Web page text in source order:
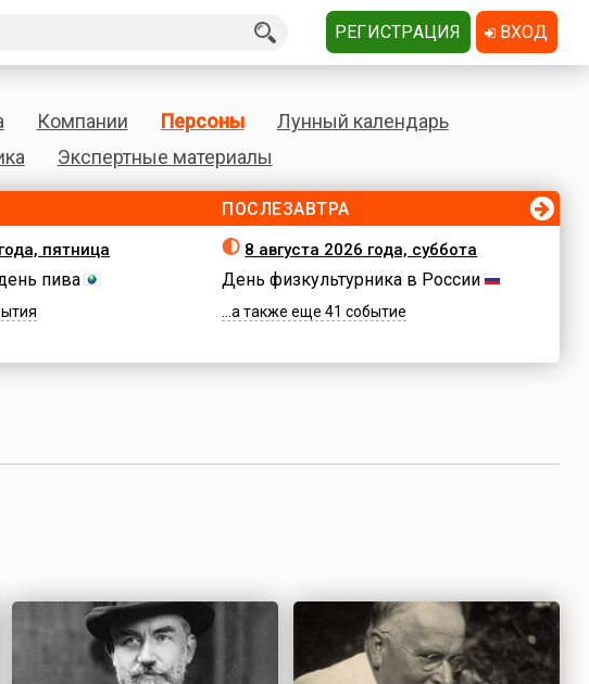
Компании Персоны
Лунный календарь
Экспертные материалы
пятница
пива
ПОСЛЕЗАВТРА
8 августа 2026 года, суббота
День физкультурника в России
...а также еще 41 событие
РЕГИСТРАЦИЯ ВХОД